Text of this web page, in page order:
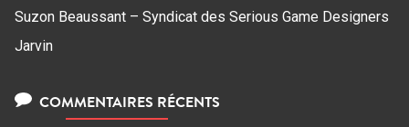
Suzon Beaussant – Syndicat des Serious Game Designers
Jarvin
COMMENTAIRES RÉCENTS